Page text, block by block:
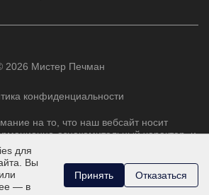
2026 Мистер Печман
конфиденциальности
на то, что наш вебсайт носит
ознакомительный характер, и
не является публичной офертой,
Статьи 437 Гражданского
для
Вы
— в
Принять Отказаться